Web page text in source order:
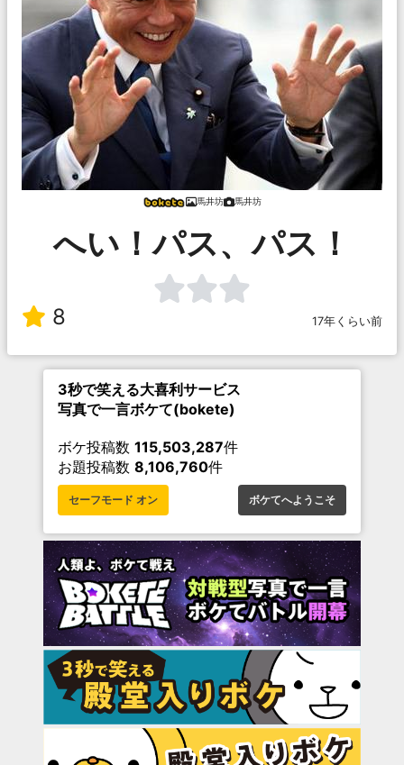
馬井坊 馬井坊
へい！パス、パス！
8 17年くらい前
3秒で笑える大喜利サービス
写真で一言ボケて(bokete)
ボケ投稿数 115,503,287件
お題投稿数 8,106,760件
セーフモード オン ボケてへようこそ